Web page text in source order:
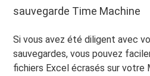
sauvegarde Time Machine
Si vous avez été diligent avec
sauvegardes, vous pouvez
fichiers Excel écrasés sur votre